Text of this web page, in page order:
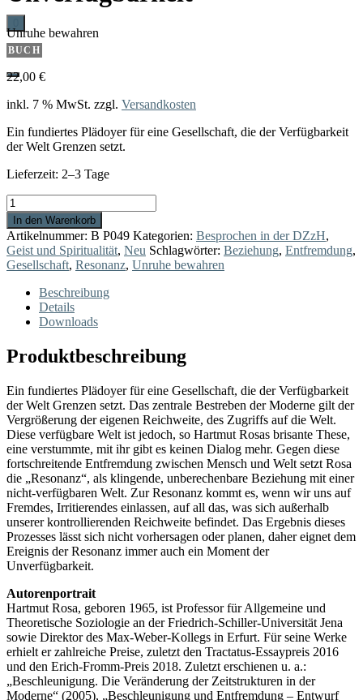
Unruhe bewahren
BUCH
22,00 €
inkl. 7 % MwSt. zzgl. Versandkosten
Ein fundiertes Plädoyer für eine Gesellschaft, die der Verfügbarkeit
der Welt Grenzen setzt.
Lieferzeit: 2–3 Tage
Unverfügbarkeit
Menge
In den Warenkorb
Artikelnummer: B P049 Kategorien: Besprochen in der DZzH,
Geist und Spiritualität, Neu Schlagwörter: Beziehung, Entfremdung,
Gesellschaft, Resonanz, Unruhe bewahren
Beschreibung
Details
Downloads
Produktbeschreibung
Ein fundiertes Plädoyer für eine Gesellschaft, die der Verfügbarkeit
der Welt Grenzen setzt. Das zentrale Bestreben der Moderne gilt der
Vergrößerung der eigenen Reichweite, des Zugriffs auf die Welt.
Diese verfügbare Welt ist jedoch, so Hartmut Rosas brisante These,
eine verstummte, mit ihr gibt es keinen Dialog mehr. Gegen diese
fortschreitende Entfremdung zwischen Mensch und Welt setzt Rosa
die „Resonanz“, als klingende, unberechenbare Beziehung mit einer
nicht-verfügbaren Welt. Zur Resonanz kommt es, wenn wir uns auf
Fremdes, Irritierendes einlassen, auf all das, was sich außerhalb
unserer kontrollierenden Reichweite befindet. Das Ergebnis dieses
Prozesses lässt sich nicht vorhersagen oder planen, daher eignet dem
Ereignis der Resonanz immer auch ein Moment der
Unverfügbarkeit.
Autorenportrait
Hartmut Rosa, geboren 1965, ist Professor für Allgemeine und
Theoretische Soziologie an der Friedrich-Schiller-Universität Jena
sowie Direktor des Max-Weber-Kollegs in Erfurt. Für seine Werke
erhielt er zahlreiche Preise, zuletzt den Tractatus-Essaypreis 2016
und den Erich-Fromm-Preis 2018. Zuletzt erschienen u. a.:
„Beschleunigung. Die Veränderung der Zeitstrukturen in der
Moderne“ (2005), „Beschleunigung und Entfremdung – Entwurf